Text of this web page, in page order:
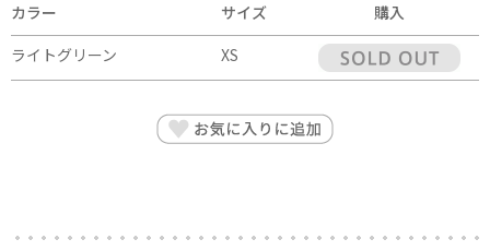
カラー サイズ
購入
ライトグリーン
XS